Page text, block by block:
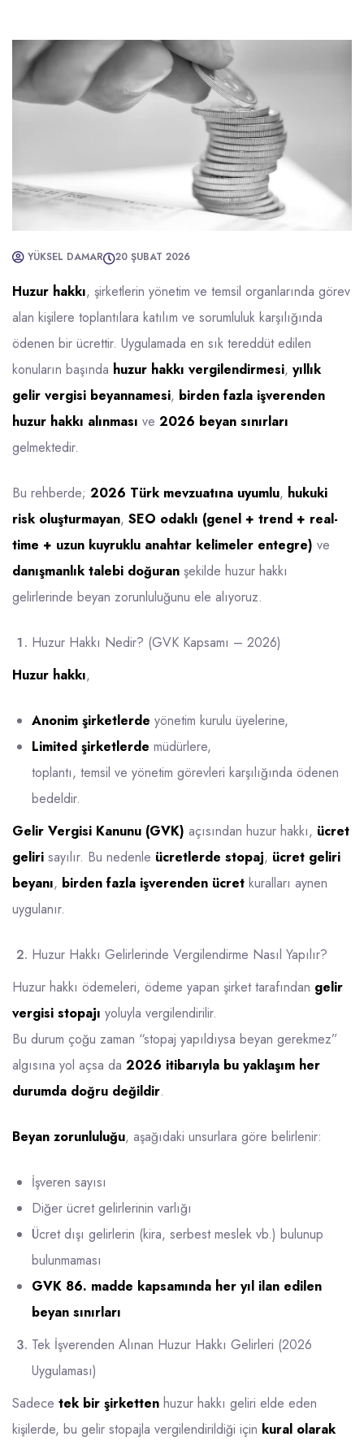
YÜKSEL DAMAR 20 ŞUBAT 2026
Huzur hakkı, şirketlerin yönetim ve temsil organlarında görev
alan kişilere toplantılara katılım ve sorumluluk karşılığında
ödenen bir ücrettir. Uygulamada en sık tereddüt edilen
konuların başında huzur hakkı vergilendirmesi, yıllık
gelir vergisi beyannamesi, birden fazla işverenden
huzur hakkı alınması ve 2026 beyan sınırları
gelmektedir.
Bu rehberde; 2026 Türk mevzuatına uyumlu, hukuki
risk oluşturmayan, SEO odaklı (genel + trend + real-
time + uzun kuyruklu anahtar kelimeler entegre) ve
danışmanlık talebi doğuran şekilde huzur hakkı
gelirlerinde beyan zorunluluğunu ele alıyoruz.
Huzur Hakkı Nedir? (GVK Kapsamı – 2026)
Huzur hakkı,
Anonim şirketlerde yönetim kurulu üyelerine,
Limited şirketlerde müdürlere,
toplantı, temsil ve yönetim görevleri karşılığında ödenen
bedeldir.
Gelir Vergisi Kanunu (GVK) açısından huzur hakkı, ücret
geliri sayılır. Bu nedenle ücretlerde stopaj, ücret geliri
beyanı, birden fazla işverenden ücret kuralları aynen
uygulanır.
Huzur Hakkı Gelirlerinde Vergilendirme Nasıl Yapılır?
Huzur hakkı ödemeleri, ödeme yapan şirket tarafından gelir
vergisi stopajı yoluyla vergilendirilir.
Bu durum çoğu zaman “stopaj yapıldıysa beyan gerekmez”
algısına yol açsa da 2026 itibarıyla bu yaklaşım her
durumda doğru değildir.
Beyan zorunluluğu, aşağıdaki unsurlara göre belirlenir:
İşveren sayısı
Diğer ücret gelirlerinin varlığı
Ücret dışı gelirlerin (kira, serbest meslek vb.) bulunup
bulunmaması
GVK 86. madde kapsamında her yıl ilan edilen
beyan sınırları
Tek İşverenden Alınan Huzur Hakkı Gelirleri (2026
Uygulaması)
Sadece tek bir şirketten huzur hakkı geliri elde eden
kişilerde, bu gelir stopajla vergilendirildiği için kural olarak